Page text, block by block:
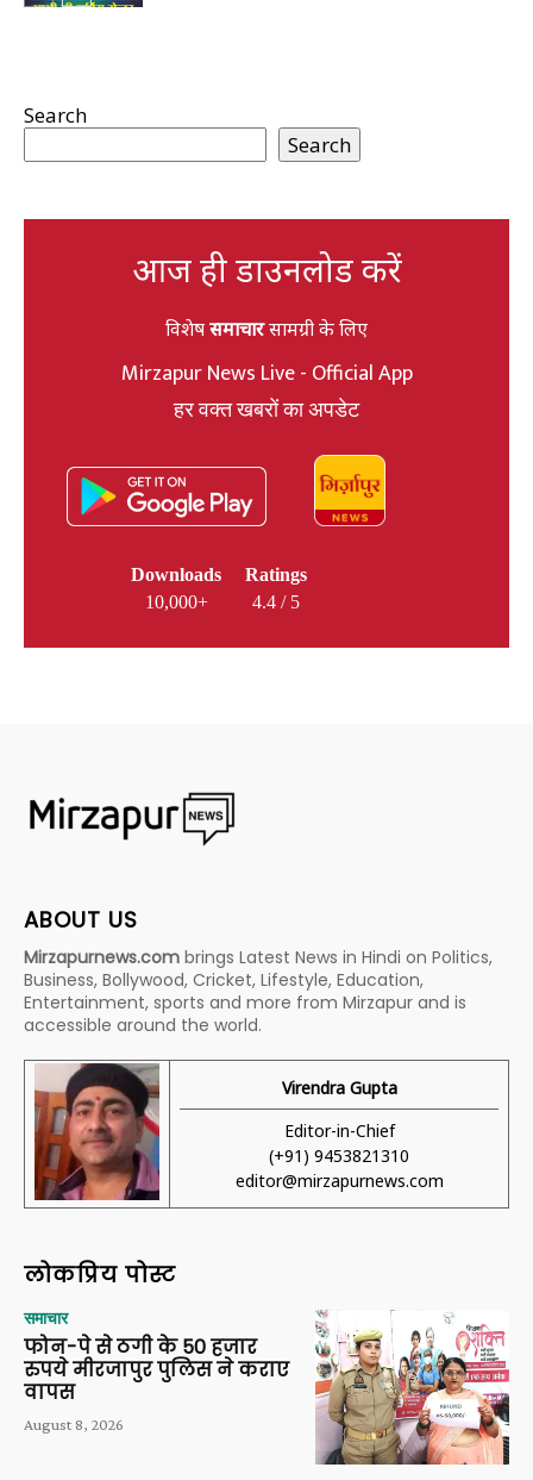
Search
Search
आज ही डाउनलोड करें
विशेषसमाचारसामग्री के लिए
Mirzapur News Live - Official App
हर वक्त खबरों का अपडेट
Downloads
10,000+
Ratings
4.4 / 5
ABOUT US
Mirzapurnews.com brings Latest News in Hindi on Politics,
Business, Bollywood, Cricket, Lifestyle, Education,
Entertainment, sports and more from Mirzapur and is
accessible around the world.
Virendra Gupta
Editor-in-Chief
(+91) 9453821310
editor@mirzapurnews.com
लोकप्रिय पोस्ट
समाचार
फोन-पे से ठगी के 50 हजार
रुपये मीरजापुर पुलिस ने कराए
वापस
August 8, 2026